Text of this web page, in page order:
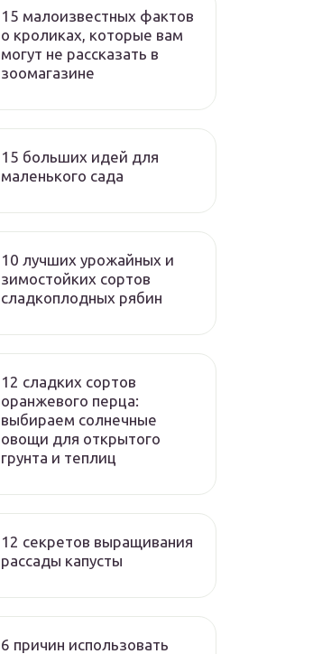
15 малоизвестных фактов
о кроликах, которые вам
могут не рассказать в
зоомагазине
15 больших идей для
маленького сада
10 лучших урожайных и
зимостойких сортов
сладкоплодных рябин
12 сладких сортов
оранжевого перца:
выбираем солнечные
овощи для открытого
грунта и теплиц
12 секретов выращивания
рассады капусты
6 причин использовать